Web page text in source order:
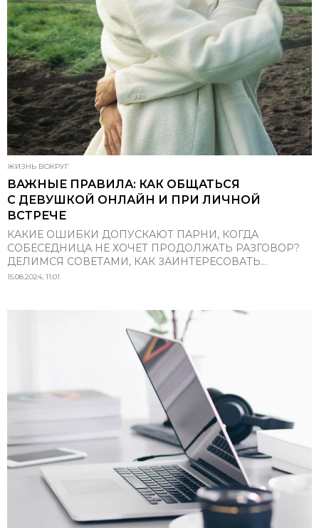
ЖИЗНЬ ВОКРУГ
ВАЖНЫЕ ПРАВИЛА: КАК ОБЩАТЬСЯ
С ДЕВУШКОЙ ОНЛАЙН И ПРИ ЛИЧНОЙ
ВСТРЕЧЕ
КАКИЕ ОШИБКИ ДОПУСКАЮТ ПАРНИ, КОГДА
СОБЕСЕДНИЦА НЕ ХОЧЕТ ПРОДОЛЖАТЬ РАЗГОВОР?
ДЕЛИМСЯ СОВЕТАМИ, КАК ЗАИНТЕРЕСОВАТЬ...
15.08.2024, 11:01